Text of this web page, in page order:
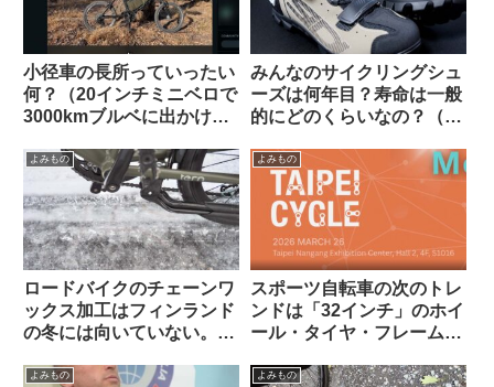
小径車の長所っていったい
何？（20インチミニベロで
3000kmブルベに出かけま
スレッドから）
みんなのサイクリングシュ
ーズは何年目？寿命は一般
的にどのくらいなの？（海
よみもの
ロードバイクのチェーンワ
ックス加工はフィンランド
の冬には向いていない。大
でも弱い？（海外掲示板か
よみもの
スポーツ自転車の次のトレ
ンドは「32インチ」のホイ
ール・タイヤ・フレームに
よみもの よみもの